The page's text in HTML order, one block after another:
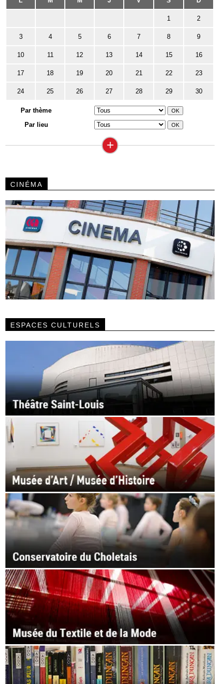
1 2
3 4 5 6 7 8 9
10 11 12 13 14 15 16
17 18 19 20 21 22 23
24 25 26 27 28 29 30
Par thème
Par lieu
+
CINÉMA
ESPACES CULTURELS